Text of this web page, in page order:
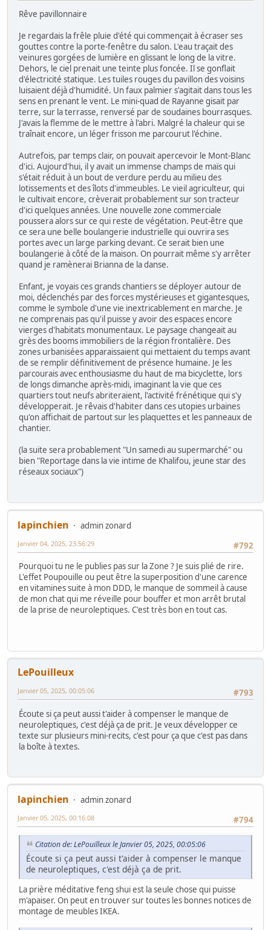
Rêve pavillonnaire
Je regardais la frêle pluie d'été qui commençait à écraser ses
gouttes contre la porte-fenêtre du salon. L'eau traçait des
veinures gorgées de lumière en glissant le long de la vitre.
Dehors, le ciel prenait une teinte plus foncée. Il se gonflait
d'électricité statique. Les tuiles rouges du pavillon des voisins
luisaient déjà d'humidité. Un faux palmier s'agitait dans tous les
sens en prenant le vent. Le mini-quad de Rayanne gisait par
terre, sur la terrasse, renversé par de soudaines bourrasques.
J'avais la flemme de le mettre à l'abri. Malgré la chaleur qui se
traînait encore, un léger frisson me parcourut l'échine.
Autrefois, par temps clair, on pouvait apercevoir le Mont-Blanc
d'ici. Aujourd'hui, il y avait un immense champs de maïs qui
s'était réduit à un bout de verdure perdu au milieu des
lotissements et des îlots d'immeubles. Le vieil agriculteur, qui
le cultivait encore, crèverait probablement sur son tracteur
d'ici quelques années. Une nouvelle zone commerciale
poussera alors sur ce qui reste de végétation. Peut-être que
ce sera une belle boulangerie industrielle qui ouvrira ses
portes avec un large parking devant. Ce serait bien une
boulangerie à côté de la maison. On pourrait même s'y arrêter
quand je ramènerai Brianna de la danse.
Enfant, je voyais ces grands chantiers se déployer autour de
moi, déclenchés par des forces mystérieuses et gigantesques,
comme le symbole d'une vie inextricablement en marche. Je
ne comprenais pas qu'il puisse y avoir des espaces encore
vierges d'habitats monumentaux. Le paysage changeait au
grès des booms immobiliers de la région frontalière. Des
zones urbanisées apparaissaient qui mettaient du temps avant
de se remplir définitivement de présence humaine. Je les
parcourais avec enthousiasme du haut de ma bicyclette, lors
de longs dimanche après-midi, imaginant la vie que ces
quartiers tout neufs abriteraient, l'activité frénétique qui s'y
développerait. Je rêvais d'habiter dans ces utopies urbaines
qu'on affichait de partout sur les plaquettes et les panneaux de
chantier.
(la suite sera probablement "Un samedi au supermarché" ou
bien "Reportage dans la vie intime de Khalifou, jeune star des
réseaux sociaux")
lapinchien
admin zonard
#792
Janvier 04, 2025, 23:56:29
Pourquoi tu ne le publies pas sur la Zone ? Je suis plié de rire.
L'effet Poupouille ou peut être la superposition d'une carence
en vitamines suite à mon DDD, le manque de sommeil à cause
de mon chat qui me réveille pour bouffer et mon arrêt brutal
de la prise de neuroleptiques. C'est très bon en tout cas.
LePouilleux
#793
Janvier 05, 2025, 00:05:06
Écoute si ça peut aussi t'aider à compenser le manque de
neuroleptiques, c'est déjà ça de prit. Je veux développer ce
texte sur plusieurs mini-recits, c'est pour ça que c'est pas dans
la boîte à textes.
lapinchien
admin zonard
#794
Janvier 05, 2025, 00:16:08
Citation de: LePouilleux le Janvier 05, 2025, 00:05:06
Écoute si ça peut aussi t'aider à compenser le manque
de neuroleptiques, c'est déjà ça de prit.
La prière méditative feng shui est la seule chose qui puisse
m'apaiser. On peut en trouver sur toutes les bonnes notices de
montage de meubles IKEA.